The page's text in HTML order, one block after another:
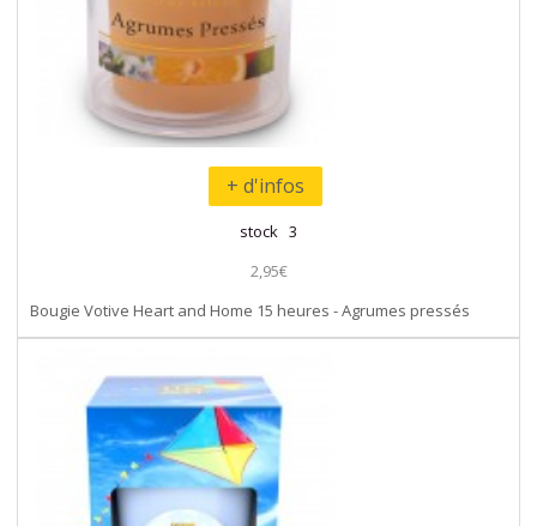
+ d'infos
stock 3
2,95€
Bougie Votive Heart and Home 15 heures - Agrumes pressés